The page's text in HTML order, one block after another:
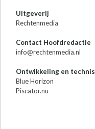
Uitgeverij
Rechtenmedia
Contact Hoofdredactie
info@rechtenmedia.nl
Ontwikkeling en
Blue Horizon
Piscator.nu